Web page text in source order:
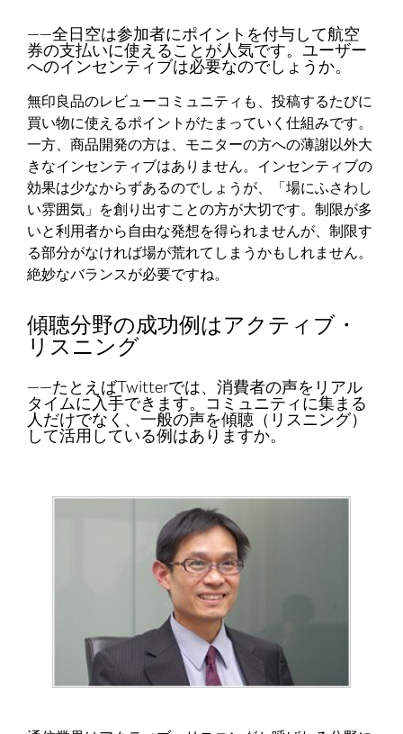
――全日空は参加者にポイントを付与して航空
券の支払いに使えることが人気です。ユーザー
へのインセンティブは必要なのでしょうか。
無印良品のレビューコミュニティも、投稿するたびに
買い物に使えるポイントがたまっていく仕組みです。
一方、商品開発の方は、モニターの方への薄謝以外大
きなインセンティブはありません。インセンティブの
効果は少なからずあるのでしょうが、「場にふさわし
い雰囲気」を創り出すことの方が大切です。制限が多
いと利用者から自由な発想を得られませんが、制限す
る部分がなければ場が荒れてしまうかもしれません。
絶妙なバランスが必要ですね。
傾聴分野の成功例はアクティブ・
リスニング
――たとえばTwitterでは、消費者の声をリアル
タイムに入手できます。コミュニティに集まる
人だけでなく、一般の声を傾聴（リスニング）
して活用している例はありますか。